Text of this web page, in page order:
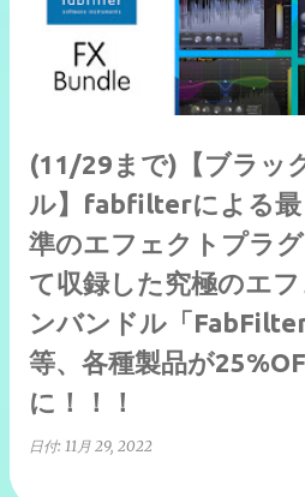
(11/29まで)【ブラッ
ル】fabfilterによる最
準のエフェクトプラ
て収録した究極のエ
ンバンドル「
等、各種製品が
に！！！
日付: 11月 29, 2022